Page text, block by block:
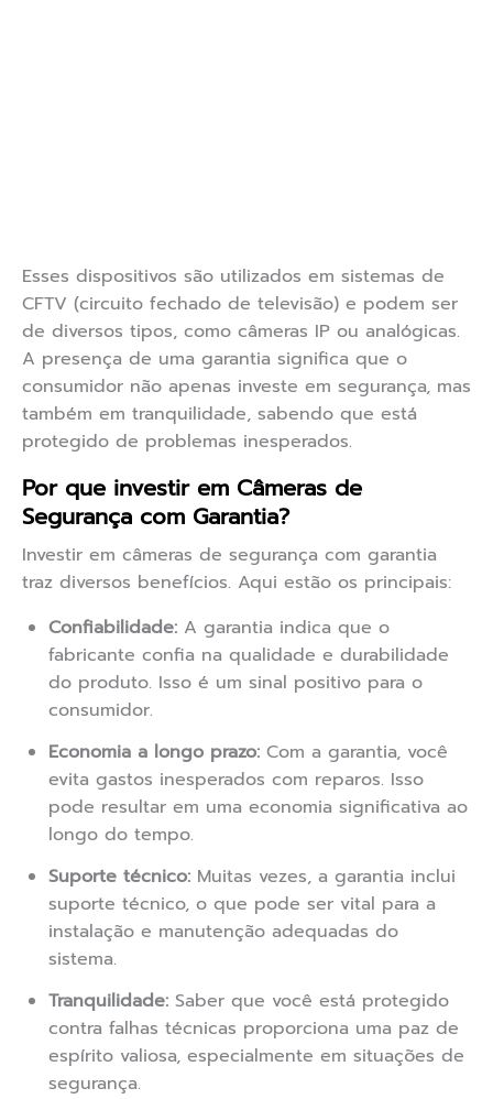
Esses dispositivos são utilizados em sistemas de
CFTV (circuito fechado de televisão) e podem ser
de diversos tipos, como câmeras IP ou analógicas.
A presença de uma garantia significa que o
consumidor não apenas investe em segurança, mas
também em tranquilidade, sabendo que está
protegido de problemas inesperados.
Por que investir em Câmeras de
Segurança com Garantia?
Investir em câmeras de segurança com garantia
traz diversos benefícios. Aqui estão os principais:
Confiabilidade: A garantia indica que o
fabricante confia na qualidade e durabilidade
do produto. Isso é um sinal positivo para o
consumidor.
Economia a longo prazo: Com a garantia, você
evita gastos inesperados com reparos. Isso
pode resultar em uma economia significativa ao
longo do tempo.
Suporte técnico: Muitas vezes, a garantia inclui
suporte técnico, o que pode ser vital para a
instalação e manutenção adequadas do
sistema.
Tranquilidade: Saber que você está protegido
contra falhas técnicas proporciona uma paz de
espírito valiosa, especialmente em situações de
segurança.